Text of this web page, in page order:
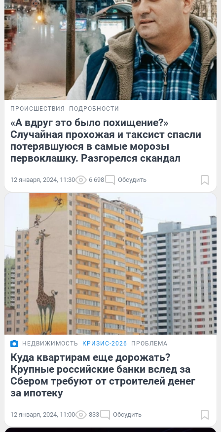
ПРОИСШЕСТВИЯ ПОДРОБНОСТИ
«А вдруг это было похищение?»
Случайная прохожая и таксист спасли
потерявшуюся в самые морозы
первоклашку. Разгорелся скандал
12 января, 2024, 11:30 6 698 Обсудить
НЕДВИЖИМОСТЬ КРИЗИС-2026 ПРОБЛЕМА
Куда квартирам еще дорожать?
Крупные российские банки вслед за
Сбером требуют от строителей денег
за ипотеку
12 января, 2024, 11:00 833 Обсудить